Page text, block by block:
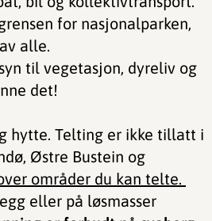
for nasjonalparken,
alle.
til vegetasjon, dyreliv og
det!
hytte. Telting er ikke tillatt i
Østre Bustein og
områder du kan telte.
eller på løsmasser